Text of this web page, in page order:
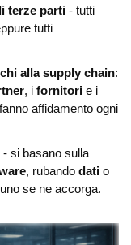
terze parti - tutti
tutti
alla supply chain:
, i fornitori e i
affidamento ogni
- si basano sulla
, rubando dati o
se ne accorga.